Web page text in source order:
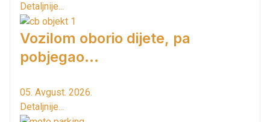
Detaljnije...
Vozilom oborio dijete, pa
pobjegao...
05. Avgust. 2026.
Detaljnije...